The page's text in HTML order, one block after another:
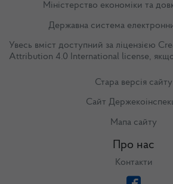
Міністерство економіки та
Державна система
Увесь вміст доступний за ліцензією
Attribution 4.0 International license,
Стара версія сайту
Сайт
Мапа сайту
Про нас
Контакти